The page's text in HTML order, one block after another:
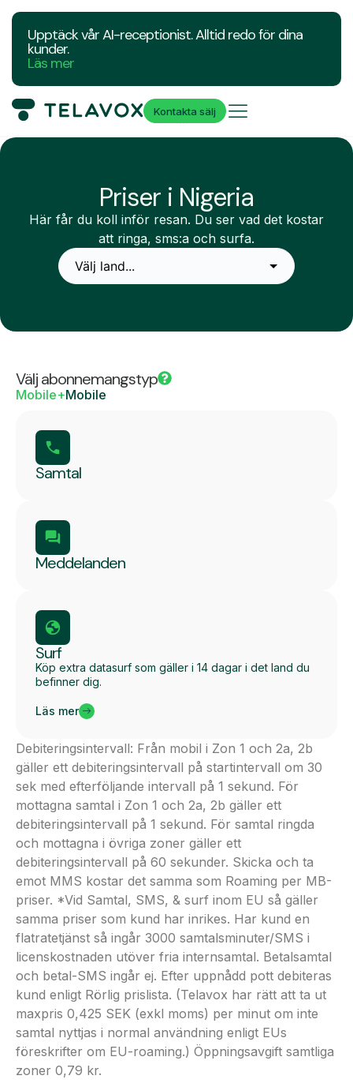
Upptäck vår AI-receptionist. Alltid redo för dina
kunder.
Läs mer
Kontakta sälj
Priser i Nigeria
Här får du koll inför resan. Du ser vad det kostar
att ringa, sms:a och surfa.
Välj abonnemangstyp
Mobile+Mobile
Samtal
Meddelanden
Surf
Köp extra datasurf som gäller i 14 dagar i det land du
befinner dig.
Läs mer
Debiteringsintervall: Från mobil i Zon 1 och 2a, 2b
gäller ett debiteringsintervall på startintervall om 30
sek med efterföljande intervall på 1 sekund. För
mottagna samtal i Zon 1 och 2a, 2b gäller ett
debiteringsintervall på 1 sekund. För samtal ringda
och mottagna i övriga zoner gäller ett
debiteringsintervall på 60 sekunder. Skicka och ta
emot MMS kostar det samma som Roaming per MB-
priser. *Vid Samtal, SMS, & surf inom EU så gäller
samma priser som kund har inrikes. Har kund en
flatratetjänst så ingår 3000 samtalsminuter/SMS i
licenskostnaden utöver fria internsamtal. Betalsamtal
och betal-SMS ingår ej. Efter uppnådd pott debiteras
kund enligt Rörlig prislista. (Telavox har rätt att ta ut
maxpris 0,425 SEK (exkl moms) per minut om inte
samtal nyttjas i normal användning enligt EUs
föreskrifter om EU-roaming.) Öppningsavgift samtliga
zoner 0,79 kr.